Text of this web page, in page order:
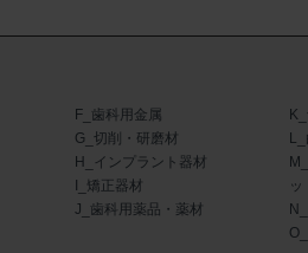
F_歯科用金属
G_切削・研磨材
H_インプラント器材
I_矯正器材
J_歯科用薬品・薬材
ッ